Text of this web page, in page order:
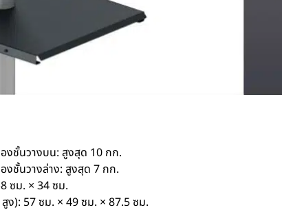
งชั้นวางบน: สูงสุด 10 กก.
งชั้นวางล่าง: สูงสุด 7 กก.
ซม. × 34 ซม.
ง): 57 ซม. × 49 ซม. × 87.5 ซม.